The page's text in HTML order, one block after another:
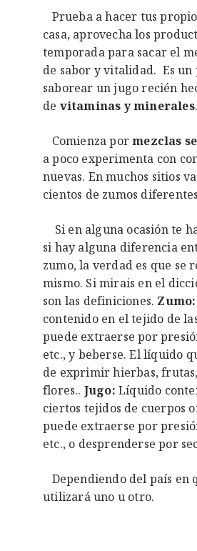
Prueba a hacer tus
casa, aprovecha los
temporada para sacar el
de sabor y vitalidad. Es un
saborear un jugo recién
de vitaminas y minerales.
Comienza pormezclas
a poco experimenta con
nuevas. En muchos sitios
cientos de zumos
Si en alguna ocasión te
si hay alguna diferencia
zumo, la verdad es que se
mismo. Si mirais en el
son las definiciones. Zumo:
contenido en el tejido de
puede extraerse por
etc., y beberse. El líquido
de exprimir hierbas, frutas,
flores.. Jugo: Líquido
ciertos tejidos de cuerpos
puede extraerse por
etc., o desprenderse por
Dependiendo del país en
utilizará uno u otro.